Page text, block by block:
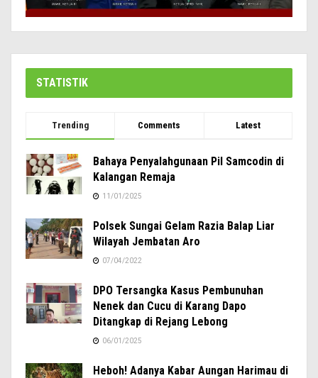
STATISTIK
Trending Comments Latest
Bahaya Penyalahgunaan Pil Samcodin di
Kalangan Remaja
11/01/2025
Polsek Sungai Gelam Razia Balap Liar
Wilayah Jembatan Aro
07/04/2022
DPO Tersangka Kasus Pembunuhan
Nenek dan Cucu di Karang Dapo
Ditangkap di Rejang Lebong
06/01/2025
Heboh! Adanya Kabar Aungan Harimau di